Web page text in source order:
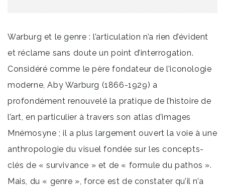
Warburg et le genre : l’articulation n’a rien d’évident
et réclame sans doute un point d’interrogation.
Considéré comme le père fondateur de l’iconologie
moderne, Aby Warburg (1866-1929) a
profondément renouvelé la pratique de l’histoire de
l’art, en particulier à travers son atlas d’images
Mnémosyne ; il a plus largement ouvert la voie à une
anthropologie du visuel fondée sur les concepts-
clés de « survivance » et de « formule du pathos ».
Mais, du « genre », force est de constater qu’il n’a